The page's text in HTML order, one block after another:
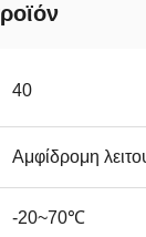
40
Αμφίδρομη
-20~70℃